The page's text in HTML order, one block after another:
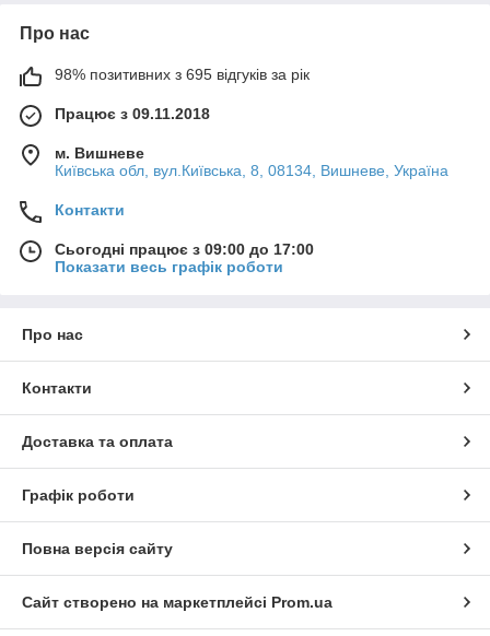
Про нас
98% позитивних з 695 відгуків за рік
Працює з 09.11.2018
м. Вишневе
Київська обл, вул.Київська, 8, 08134, Вишневе, Україна
Контакти
Сьогодні працює з 09:00 до 17:00
Показати весь графік роботи
Про нас
Контакти
Доставка та оплата
Графік роботи
Повна версія сайту
Сайт створено на маркетплейсі Prom.ua